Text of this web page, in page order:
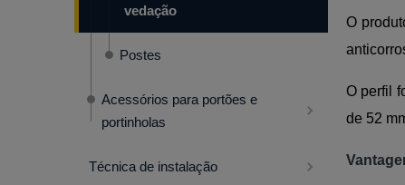
vedação
Postes
Acessórios para portões e
portinholas
Técnica de instalação
O
O perfil
de 52